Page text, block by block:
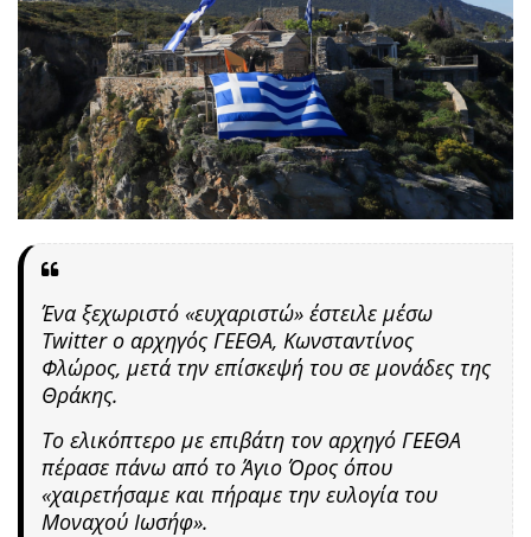
Ένα ξεχωριστό «ευχαριστώ» έστειλε μέσω
Twitter ο αρχηγός ΓΕΕΘΑ, Κωνσταντίνος
Φλώρος, μετά την επίσκεψή του σε μονάδες της
Θράκης.
Το ελικόπτερο με επιβάτη τον αρχηγό ΓΕΕΘΑ
πέρασε πάνω από το Άγιο Όρος όπου
«χαιρετήσαμε και πήραμε την ευλογία του
Μοναχού Ιωσήφ».